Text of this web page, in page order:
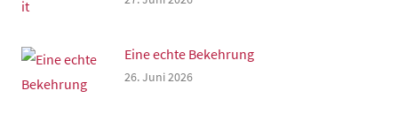
Eine echte Bekehrung
26. Juni 2026